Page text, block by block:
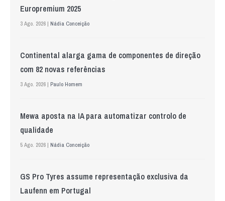
Europremium 2025
3 Ago. 2026 | Nádia Conceição
Continental alarga gama de componentes de direção
com 82 novas referências
3 Ago. 2026 | Paulo Homem
Mewa aposta na IA para automatizar controlo de
qualidade
5 Ago. 2026 | Nádia Conceição
GS Pro Tyres assume representação exclusiva da
Laufenn em Portugal